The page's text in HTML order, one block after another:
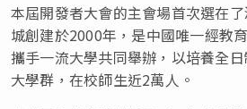
本屆開發者大會的主會場首次選在
城創建於2000年，是中國唯一經教
攜手一流大學共同舉辦，以培養全
大學群，在校師生近2萬人。